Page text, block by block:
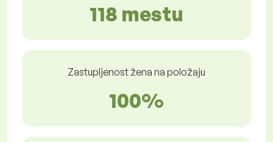
118 mestu
Zastupljenost žena na položaju
100%